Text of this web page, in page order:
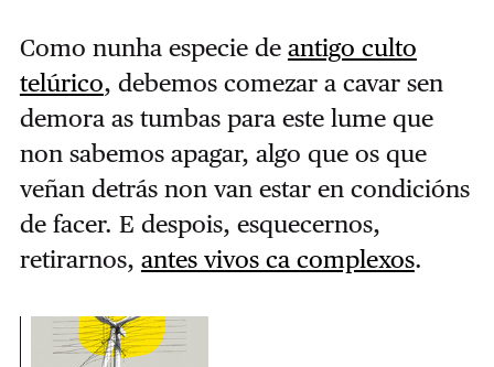
Como nunha especie de antigo culto
telúrico, debemos comezar a cavar sen
demora as tumbas para este lume que
non sabemos apagar, algo que os que
veñan detrás non van estar en condicións
de facer. E despois, esquecernos,
retirarnos, antes vivos ca complexos.